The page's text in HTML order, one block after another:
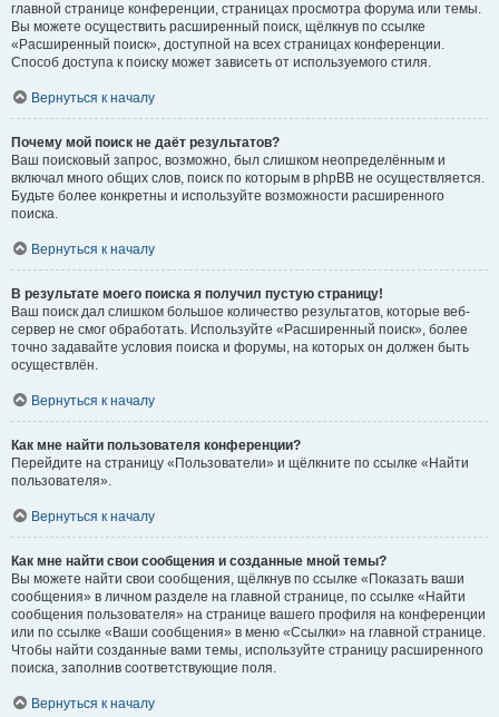
главной странице конференции, страницах просмотра форума или темы.
Вы можете осуществить расширенный поиск, щёлкнув по ссылке
«Расширенный поиск», доступной на всех страницах конференции.
Способ доступа к поиску может зависеть от используемого стиля.
Вернуться к началу
Почему мой поиск не даёт результатов?
Ваш поисковый запрос, возможно, был слишком неопределённым и
включал много общих слов, поиск по которым в phpBB не осуществляется.
Будьте более конкретны и используйте возможности расширенного
поиска.
Вернуться к началу
В результате моего поиска я получил пустую страницу!
Ваш поиск дал слишком большое количество результатов, которые веб-
сервер не смог обработать. Используйте «Расширенный поиск», более
точно задавайте условия поиска и форумы, на которых он должен быть
осуществлён.
Вернуться к началу
Как мне найти пользователя конференции?
Перейдите на страницу «Пользователи» и щёлкните по ссылке «Найти
пользователя».
Вернуться к началу
Как мне найти свои сообщения и созданные мной темы?
Вы можете найти свои сообщения, щёлкнув по ссылке «Показать ваши
сообщения» в личном разделе на главной странице, по ссылке «Найти
сообщения пользователя» на странице вашего профиля на конференции
или по ссылке «Ваши сообщения» в меню «Ссылки» на главной странице.
Чтобы найти созданные вами темы, используйте страницу расширенного
поиска, заполнив соответствующие поля.
Вернуться к началу